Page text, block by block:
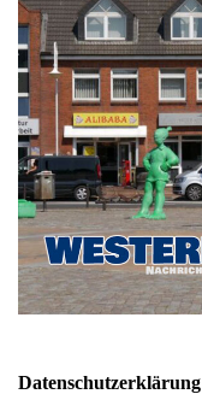
Datenschutzerklärung